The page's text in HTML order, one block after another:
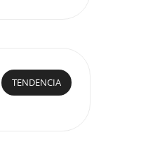
TENDENCIA